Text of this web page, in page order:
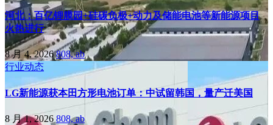
河北：百亿锂膜园+硅碳负极+动力及储能电池等新能源项目
火热进行
8 月 4, 2026808, ab
行业动态
LG新能源获本田方形电池订单：中试留韩国，量产迁美国
8 月 1, 2026 808, ab